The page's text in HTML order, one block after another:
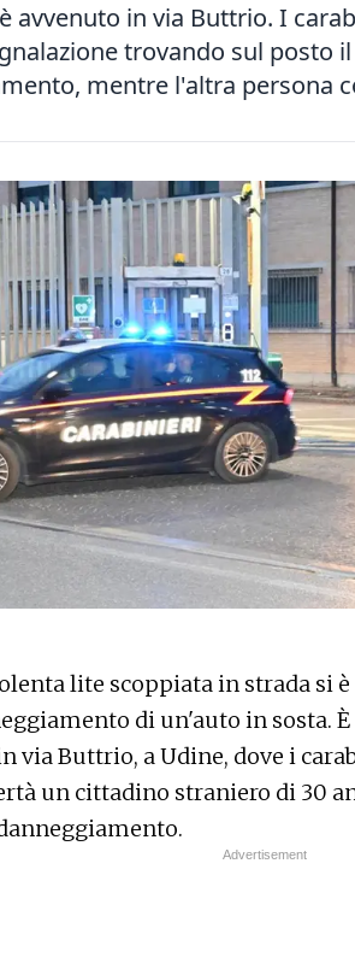
avvenuto in via Buttrio. I
trovando sul posto
mentre l'altra persona
lite scoppiata in strada si
di un'auto in sosta.
via Buttrio, a Udine, dove i
un cittadino straniero di 30